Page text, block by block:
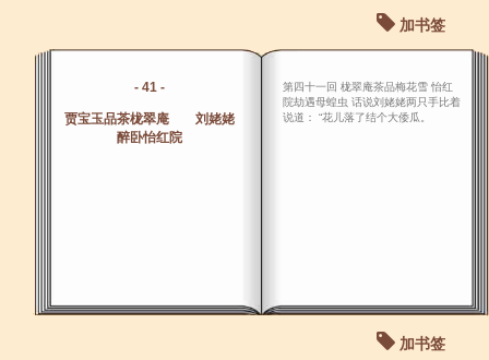
加书签
- 41 -
贾宝玉品茶栊翠庵 刘姥姥
醉卧怡红院
第四十一回 栊翠庵茶品梅花雪 怡红
院劫遇母蝗虫 话说刘姥姥两只手比着
说道： “花儿落了结个大倭瓜。
加书签